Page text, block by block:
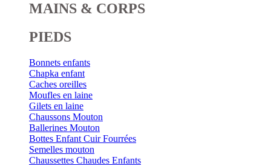
MAINS & CORPS
PIEDS
Bonnets enfants
Chapka enfant
Caches oreilles
Moufles en laine
Gilets en laine
Chaussons Mouton
Ballerines Mouton
Bottes Enfant Cuir Fourrées
Semelles mouton
Chaussettes Chaudes Enfants